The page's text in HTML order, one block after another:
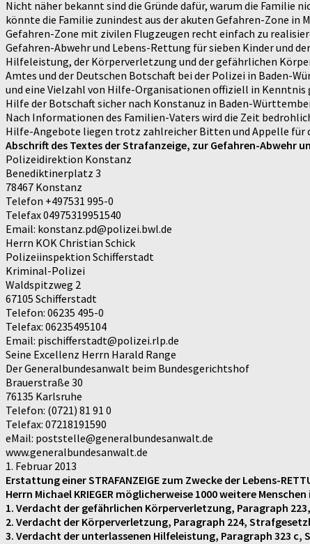
Nicht näher bekannt sind die Gründe dafür, warum die Familie
könnte die Familie zunindest aus der akuten Gefahren-Zone in
Gefahren-Zone mit zivilen Flugzeugen recht einfach zu
Gefahren-Abwehr und Lebens-Rettung für sieben Kinder und
Hilfeleistung, der Körperverletzung und der gefährlichen
Amtes und der Deutschen Botschaft bei der Polizei in Baden-
und eine Vielzahl von Hilfe-Organisationen offiziell in
Hilfe der Botschaft sicher nach Konstanuz in Baden-
Nach Informationen des Familien-Vaters wird die Zeit
Hilfe-Angebote liegen trotz zahlreicher Bitten und Appelle für
Abschrift des Textes der Strafanzeige, zur Gefahren-Abwehr
Polizeidirektion Konstanz
Benediktinerplatz 3
78467 Konstanz
Telefon +497531 995-0
Telefax 04975319951540
Email: konstanz.pd@polizei.bwl.de
Herrn KOK Christian Schick
Polizeiinspektion Schifferstadt
Kriminal-Polizei
Waldspitzweg 2
67105 Schifferstadt
Telefon: 06235 495-0
Telefax: 06235495104
Email: pischifferstadt@polizei.rlp.de
Seine Excellenz Herrn Harald Range
Der Generalbundesanwalt beim Bundesgerichtshof
Brauerstraße 30
76135 Karlsruhe
Telefon: (0721) 81 91 0
Telefax: 07218191590
eMail: poststelle@generalbundesanwalt.de
www.generalbundesanwalt.de
1. Februar 2013
Erstattung einer STRAFANZEIGE zum Zwecke der Lebens-
Herrn Michael KRIEGER möglicherweise 1000 weitere
1. Verdacht der gefährlichen Körperverletzung, Paragraph
2. Verdacht der Körperverletzung, Paragraph 224,
3. Verdacht der unterlassenen Hilfeleistung, Paragraph 323 c,